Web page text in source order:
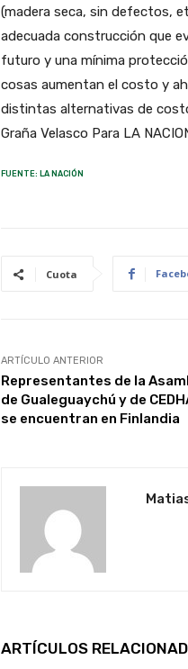
(madera seca, sin defectos,
adecuada construcción que
futuro y una mínima
cosas aumentan el costo y
distintas alternativas de
Graña Velasco Para LA
FUENTE: LA NACIÓN
Cuota
ARTÍCULO ANTERIOR
Representantes de la
de Gualeguaychú y de
se encuentran en Finlandia
ARTÍCULOS